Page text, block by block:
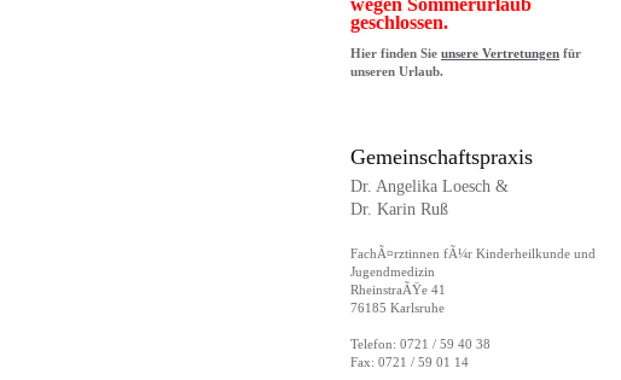
wegen Sommerurlaub
geschlossen.
Hier finden Sie unsere Vertretungen für
unseren Urlaub.
Gemeinschaftspraxis
Dr. Angelika Loesch &
Dr. Karin Ruß
FachÃ¤rztinnen fÃ¼r Kinderheilkunde und
Jugendmedizin
RheinstraÃŸe 41
76185 Karlsruhe
Telefon: 0721 / 59 40 38
Fax: 0721 / 59 01 14